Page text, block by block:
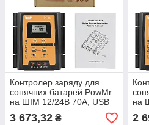
Контролер заряду для
сонячних батарей PowMr
на ШІМ 12/24В 70А, USB
MPPT PWM
3 673,32 ₴
на
2